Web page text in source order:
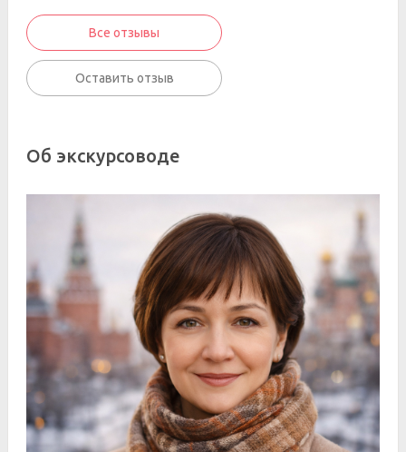
Все отзывы
Оставить отзыв
Об экскурсоводе